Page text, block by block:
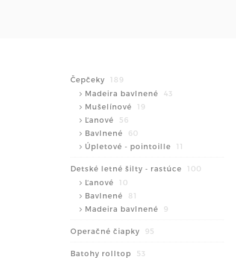
Čepčeky
189
Madeira bavlnené
43
Mušelínové
19
Ľanové
56
Bavlnené
60
Úpletové - pointoille
11
Detské letné šilty - rastúce
100
Ľanové
10
Bavlnené
81
Madeira bavlnené
9
Operačné čiapky 95
Batohy rolltop
53